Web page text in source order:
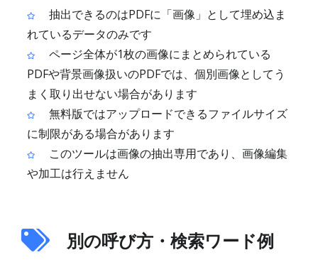
抽出できるのはPDFに「画像」として埋め込ま
れているデータのみです
ページ全体が1枚の画像にまとめられている
PDFや背景画像扱いのPDFでは、個別画像としてう
まく取り出せない場合があります
無料版ではアップロードできるファイルサイズ
に制限がある場合があります
このツールは画像の抽出専用であり、画像編集
や加工は行えません
別の呼び方・検索ワード例